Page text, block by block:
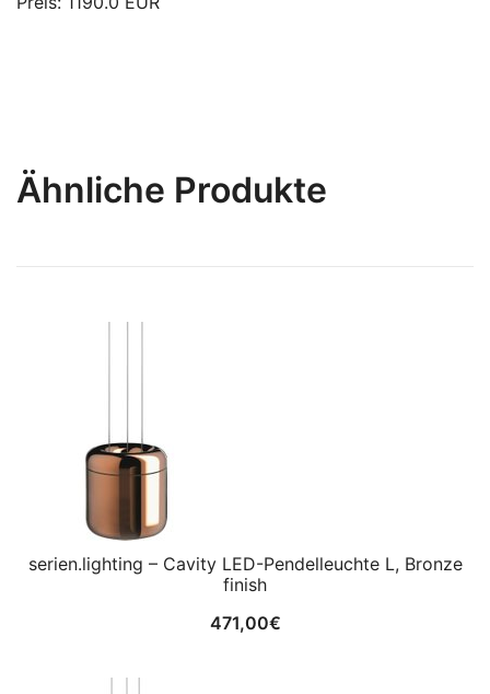
Ähnliche Produkte
serien.lighting – Cavity LED-Pendelleuchte L, Bronze
finish
471,00€